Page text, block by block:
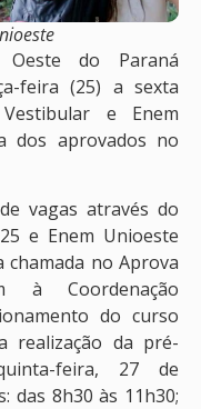
Oeste do Paraná
feira (25) a sexta
e Enem
dos aprovados no
vagas através do
e Enem Unioeste
chamada no Aprova
à Coordenação
do curso
realização da pré-
feira, 27 de
das 8h30 às 11h30;